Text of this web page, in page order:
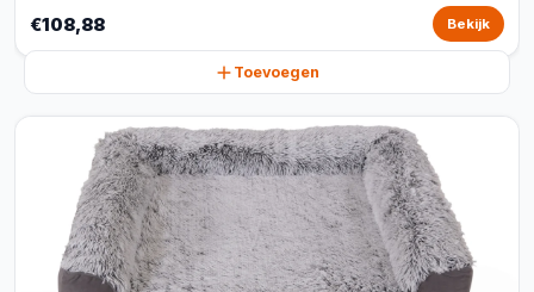
€108,88 Bekijk
Toevoegen